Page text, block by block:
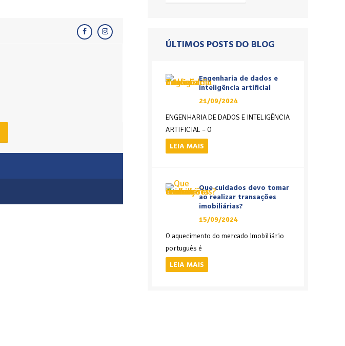
ÚLTIMOS POSTS DO BLOG
Engenharia de dados e
inteligência artificial
21/09/2024
ENGENHARIA DE DADOS E INTELIGÊNCIA
ARTIFICIAL – O
LEIA MAIS
Que cuidados devo tomar
ao realizar transações
imobiliárias?
15/09/2024
O aquecimento do mercado imobiliário
português é
LEIA MAIS